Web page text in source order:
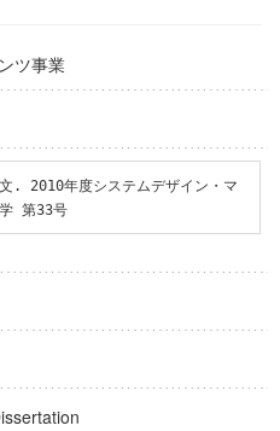
ツ事業
. 2010年度システムデザイン・マ
第33号